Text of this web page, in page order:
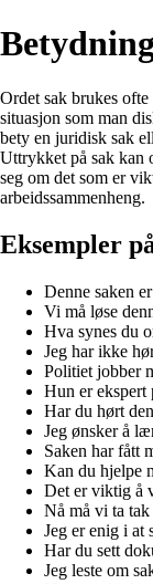
Ordet sak brukes
situasjon som man
bety en juridisk sak
Uttrykket på sak kan
seg om det som er
arbeidssammenheng.
Eksempler
Denne saken
Vi må løse
Hva synes du
Jeg har ikke
Politiet jobber
Hun er ekspert
Har du hørt
Jeg ønsker å
Saken har fått
Kan du hjelpe
Det er viktig å
Nå må vi ta tak
Jeg er enig i at
Har du sett
Jeg leste om